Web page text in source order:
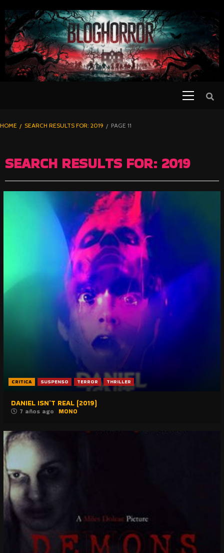
TO
CONTENT
BLOGHORROR
HOME SEARCH RESULTS FOR: 2019 PAGE 11
SEARCH RESULTS FOR: 2019
CRITICA SUSPENSO TERROR THRILLER
DANIEL ISN’T REAL (2019)
7 años ago MONO